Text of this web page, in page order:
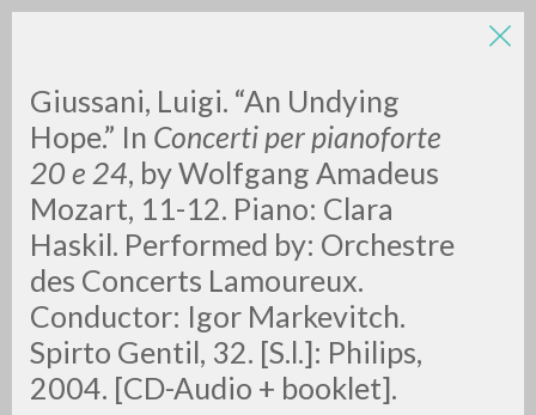
Giussani, Luigi. “An Undying
Hope.” In Concerti per pianoforte
20 e 24, by Wolfgang Amadeus
Mozart, 11-12. Piano: Clara
Haskil. Performed by: Orchestre
des Concerts Lamoureux.
Conductor: Igor Markevitch.
Spirto Gentil, 32. [S.l.]: Philips,
2004. [CD-Audio + booklet].
RICERCA AVANZATA »
0DOCUMENTI TROVATI